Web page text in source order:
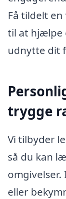
Få tildelt
til at hjælpe
udnytte dit
trygge
Vi tilbyder
så du kan
eller